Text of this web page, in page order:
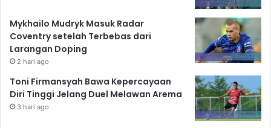
Mykhailo Mudryk Masuk Radar
Coventry setelah Terbebas dari
Larangan Doping
2 hari ago
Toni Firmansyah Bawa Kepercayaan
Diri Tinggi Jelang Duel Melawan Arema
3 hari ago